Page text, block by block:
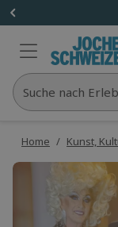
Suche nach
Home / Kunst,